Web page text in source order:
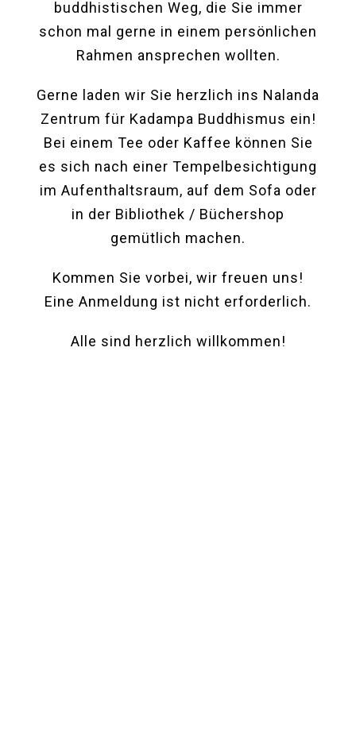
buddhistischen Weg, die Sie immer
schon mal gerne in einem persönlichen
Rahmen ansprechen wollten.
Gerne laden wir Sie herzlich ins Nalanda
Zentrum für Kadampa Buddhismus ein!
Bei einem Tee oder Kaffee können Sie
es sich nach einer Tempelbesichtigung
im Aufenthaltsraum, auf dem Sofa oder
in der Bibliothek / Büchershop
gemütlich machen.
Kommen Sie vorbei, wir freuen uns!
Eine Anmeldung ist nicht erforderlich.
Alle sind herzlich willkommen!